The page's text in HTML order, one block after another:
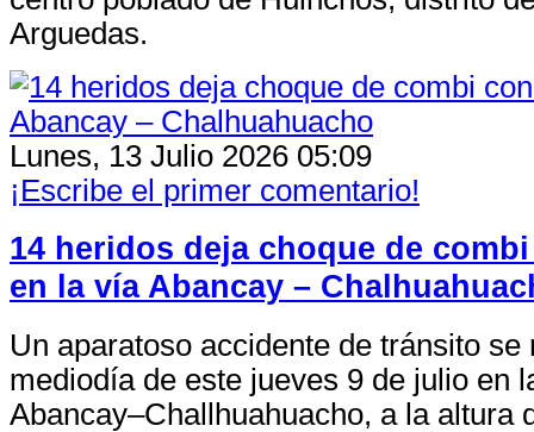
Arguedas.
Lunes, 13 Julio 2026 05:09
¡Escribe el primer comentario!
14 heridos deja choque de
en la vía Abancay –
Un aparatoso accidente de tránsito se
mediodía de este jueves 9 de julio en
Abancay–Challhuahuacho, a la altura